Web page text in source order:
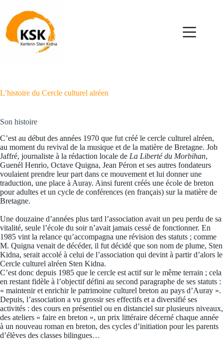
contenu
L’histoire du Cercle culturel alréen
Son histoire
C’est au début des années 1970 que fut créé le cercle culturel alréen,
au moment du revival de la musique et de la matière de Bretagne. Job
Jaffré, journaliste à la rédaction locale de La Liberté du Morbihan,
Guenél Henrio, Octave Quigna, Jean Péron et ses autres fondateurs
voulaient prendre leur part dans ce mouvement et lui donner une
traduction, une place à Auray. Ainsi furent créés une école de breton
pour adultes et un cycle de conférences (en français) sur la matière de
Bretagne.
Une douzaine d’années plus tard l’association avait un peu perdu de sa
vitalité, seule l’école du soir n’avait jamais cessé de fonctionner. En
1985 vint la relance qu’accompagna une révision des statuts ; comme
M. Quigna venait de décéder, il fut décidé que son nom de plume, Sten
Kidna, serait accolé à celui de l’association qui devint à partir d’alors le
Cercle culturel alréen Sten Kidna.
C’est donc depuis 1985 que le cercle est actif sur le même terrain ; cela
en restant fidèle à l’objectif défini au second paragraphe de ses statuts :
« maintenir et enrichir le patrimoine culturel breton au pays d’Auray ».
Depuis, l’association a vu grossir ses effectifs et a diversifié ses
activités : des cours en présentiel ou en distanciel sur plusieurs niveaux,
des ateliers « faire en breton », un prix littéraire décerné chaque année
à un nouveau roman en breton, des cycles d’initiation pour les parents
d’élèves des classes bilingues…